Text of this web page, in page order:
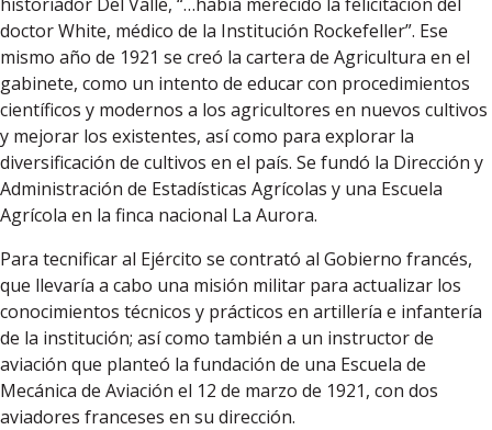
doctor White, médico de la Institución Rockefeller”. Ese
mismo año de 1921 se creó la cartera de Agricultura en el
gabinete, como un intento de educar con procedimientos
científicos y modernos a los agricultores en nuevos cultivos
y mejorar los existentes, así como para explorar la
diversificación de cultivos en el país. Se fundó la Dirección y
Administración de Estadísticas Agrícolas y una Escuela
Agrícola en la finca nacional La Aurora.
Para tecnificar al Ejército se contrató al Gobierno francés,
que llevaría a cabo una misión militar para actualizar los
conocimientos técnicos y prácticos en artillería e infantería
de la institución; así como también a un instructor de
aviación que planteó la fundación de una Escuela de
Mecánica de Aviación el 12 de marzo de 1921, con dos
aviadores franceses en su dirección.